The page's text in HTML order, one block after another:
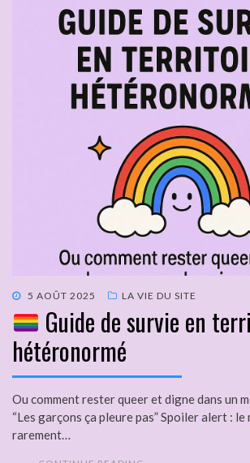
5 AOÛT 2025 LA VIE DU SITE
Guide de survie en
hétéronormé
Ou comment rester queer et digne dans un
“Les garçons ça pleure pas” Spoiler alert :
rarement…